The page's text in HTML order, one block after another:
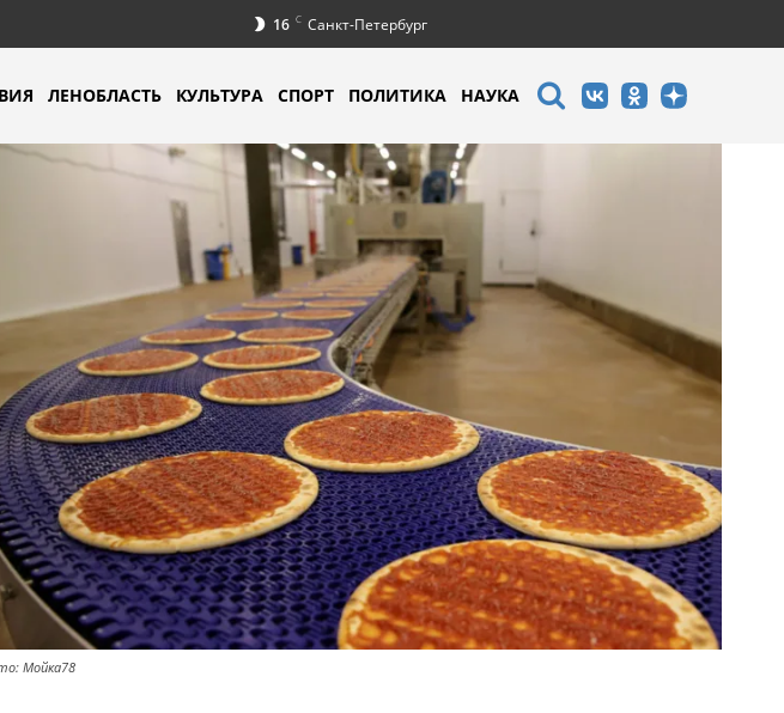
16 C Санкт-Петербург
ЛЕНОБЛАСТЬ КУЛЬТУРА СПОРТ ПОЛИТИКА НАУКА
Мойка78